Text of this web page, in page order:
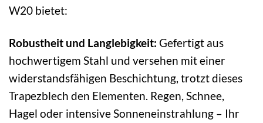
W20 bietet:
Robustheit und Langlebigkeit: Gefertigt aus
hochwertigem Stahl und versehen mit einer
widerstandsfähigen Beschichtung, trotzt dieses
Trapezblech den Elementen. Regen, Schnee,
Hagel oder intensive Sonneneinstrahlung – Ihr